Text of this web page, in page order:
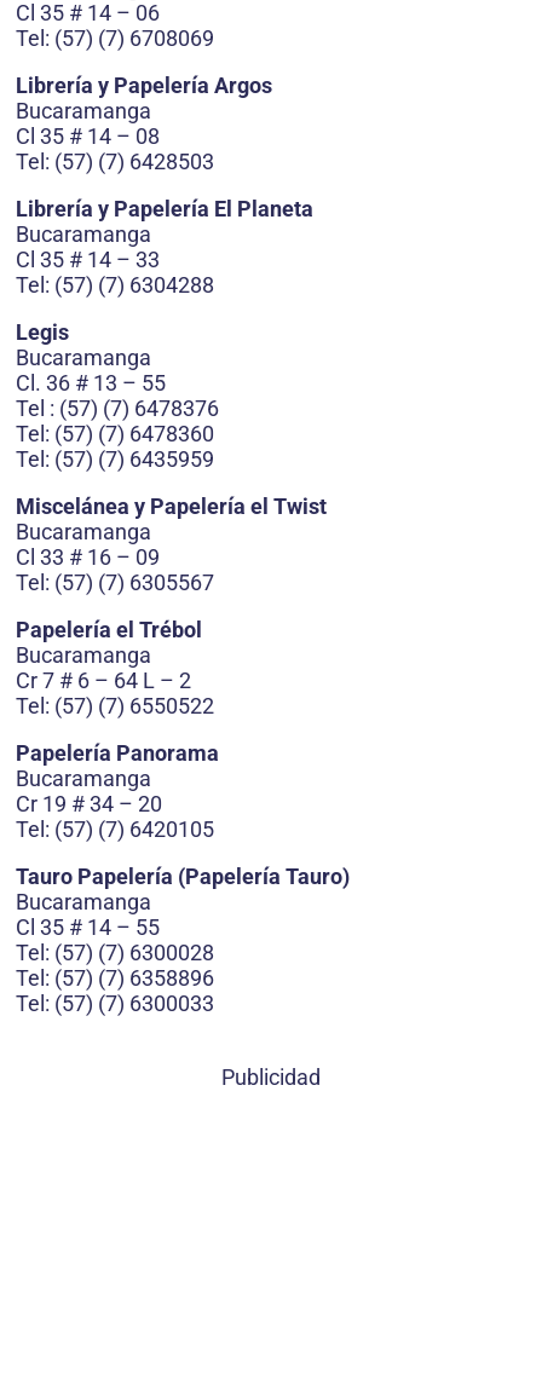
Cl 35 # 14 – 06
Tel: (57) (7) 6708069
Librería y Papelería Argos
Bucaramanga
Cl 35 # 14 – 08
Tel: (57) (7) 6428503
Librería y Papelería El Planeta
Bucaramanga
Cl 35 # 14 – 33
Tel: (57) (7) 6304288
Legis
Bucaramanga
Cl. 36 # 13 – 55
Tel : (57) (7) 6478376
Tel: (57) (7) 6478360
Tel: (57) (7) 6435959
Miscelánea y Papelería el Twist
Bucaramanga
Cl 33 # 16 – 09
Tel: (57) (7) 6305567
Papelería el Trébol
Bucaramanga
Cr 7 # 6 – 64 L – 2
Tel: (57) (7) 6550522
Papelería Panorama
Bucaramanga
Cr 19 # 34 – 20
Tel: (57) (7) 6420105
Tauro Papelería (Papelería Tauro)
Bucaramanga
Cl 35 # 14 – 55
Tel: (57) (7) 6300028
Tel: (57) (7) 6358896
Tel: (57) (7) 6300033
Publicidad